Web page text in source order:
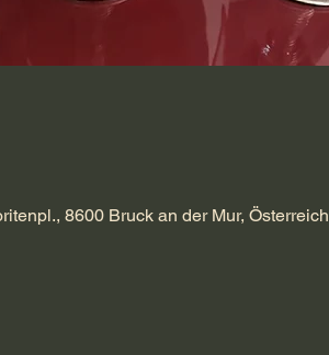
8600 Bruck an der Mur, Österreich